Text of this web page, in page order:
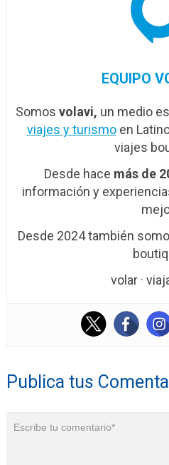
EQUIPO
Somosvolavi, un medio
viajes y turismoen
viajes
Desde hace más de
información y
Desde 2024 también
volar ·
Publica tus